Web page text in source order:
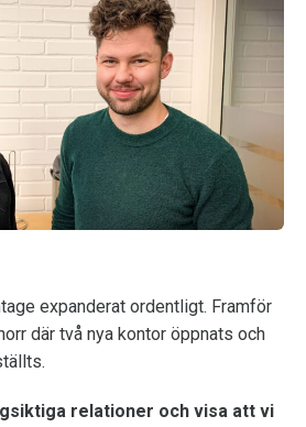
expanderat ordentligt. Framför
där två nya kontor öppnats och
relationer och visa att vi